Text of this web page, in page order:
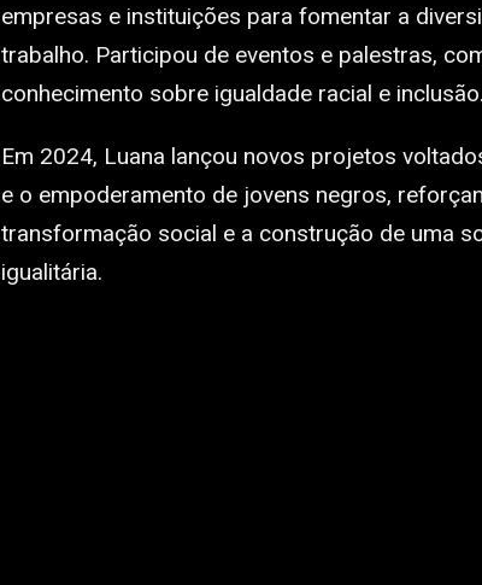
empresas e instituições para fomentar a
trabalho. Participou de eventos e palestras,
conhecimento sobre igualdade racial e inclusão.
Em 2024, Luana lançou novos projetos
e o empoderamento de jovens negros,
transformação social e a construção de uma
igualitária.